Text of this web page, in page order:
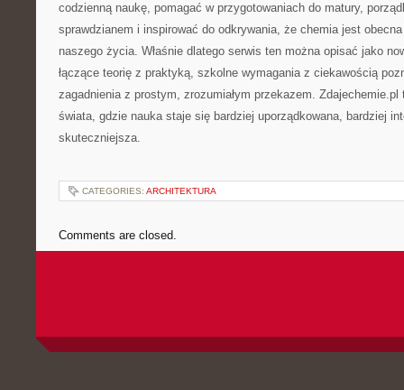
codzienną naukę, pomagać w przygotowaniach do matury,
sprawdzianem i inspirować do odkrywania, że chemia jest
naszego życia. Właśnie dlatego serwis ten można opisać jako
łączące teorię z praktyką, szkolne wymagania z ciekawością
zagadnienia z prostym, zrozumiałym przekazem.
świata, gdzie nauka staje się bardziej uporządkowana, bardziej
skuteczniejsza.
CATEGORIES: ARCHITEKTURA
Comments are closed.